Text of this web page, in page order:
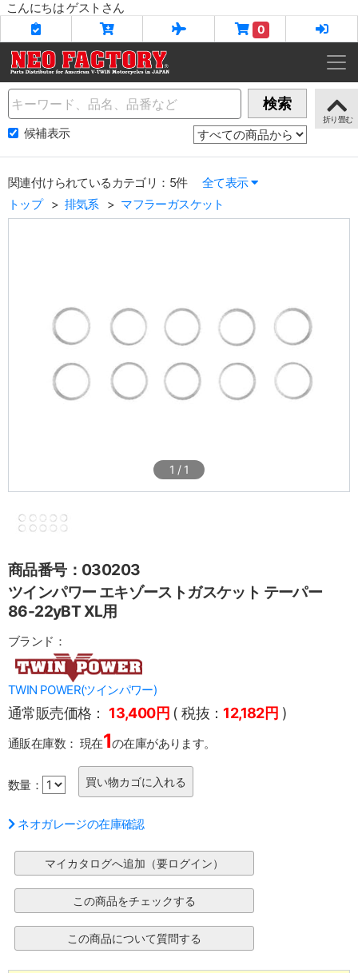
こんにちは ゲストさん
0
Name 検索
候補表示
関連付けられているカテゴリ：5件
全て表示
トップ
排気系 マフラーガスケット
1 / 1
商品番号：030203
ツインパワー エキゾーストガスケット テーパー
86-22yBT XL用
ブランド：
TWIN POWER(ツインパワー)
通常販売価格： 13,400円 ( 税抜： 12,182円 )
通販在庫数： 現在1の在庫があります。
数量：
ネオガレージの在庫確認